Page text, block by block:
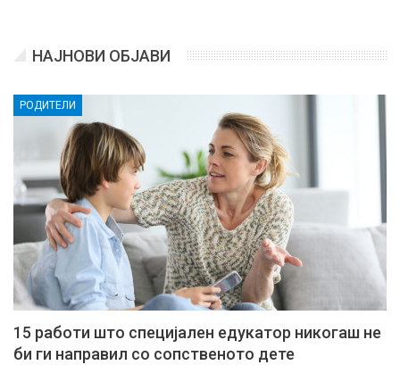
НАЈНОВИ ОБЈАВИ
РОДИТЕЛИ
15 работи што специјален едукатор никогаш не
би ги направил со сопственото дете